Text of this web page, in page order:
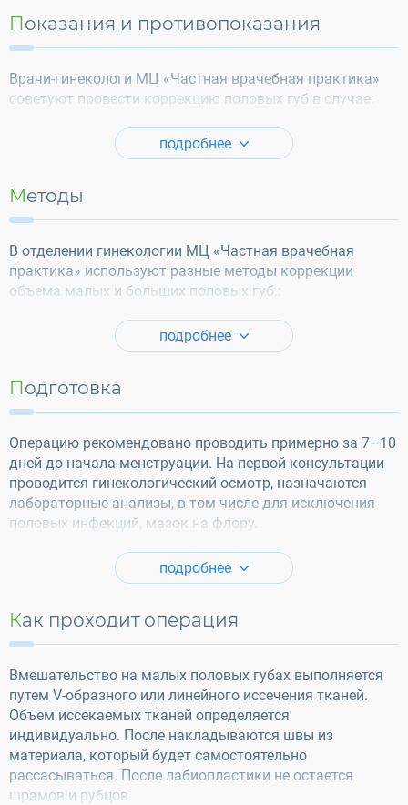
Показания и противопоказания
Врачи-гинекологи МЦ «Частная врачебная практика»
советуют провести коррекцию половых губ в случае:
подробнее
Методы
В отделении гинекологии МЦ «Частная врачебная
практика» используют разные методы коррекции
объема малых и больших половых губ.:
подробнее
Подготовка
Операцию рекомендовано проводить примерно за 7–10
дней до начала менструации. На первой консультации
проводится гинекологический осмотр, назначаются
лабораторные анализы, в том числе для исключения
половых инфекций, мазок на флору.
подробнее
Как проходит операция
Вмешательство на малых половых губах выполняется
путем V-образного или линейного иссечения тканей.
Объем иссекаемых тканей определяется
индивидуально. После накладываются швы из
материала, который будет самостоятельно
рассасываться. После лабиопластики не остается
шрамов и рубцов.